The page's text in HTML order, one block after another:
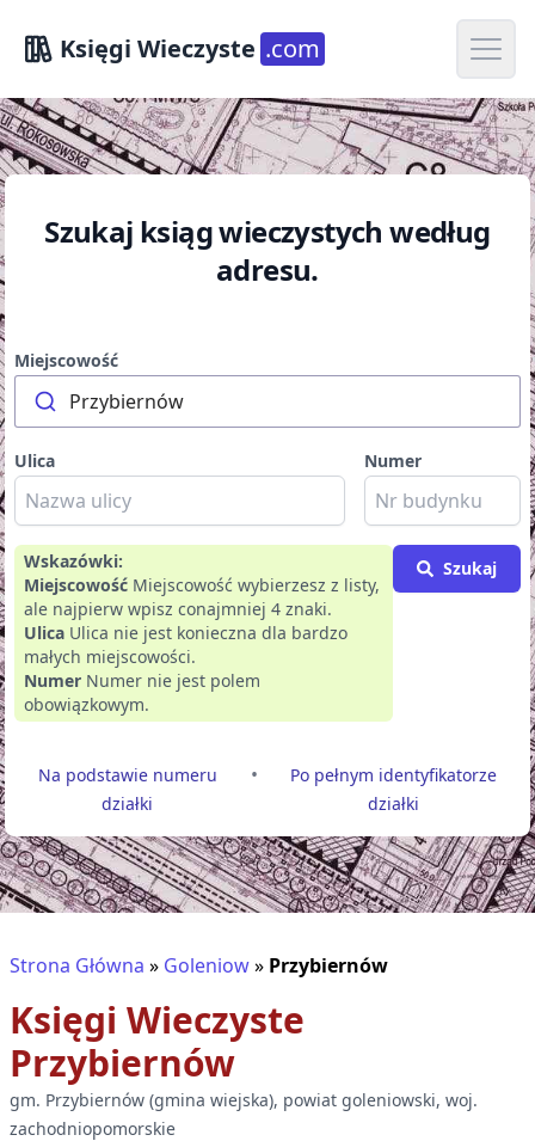
Księgi Wieczyste .com Open
Szukaj ksiąg wieczystych według
adresu.
Miejscowość
Przybiernów
Ulica Numer
Wskazówki:
Miejscowość Miejscowość wybierzesz z listy,
ale najpierw wpisz conajmniej 4 znaki.
Ulica Ulica nie jest konieczna dla bardzo
małych miejscowości.
Numer Numer nie jest polem
obowiązkowym.
Szukaj
Na podstawie numeru
działki
•
Po pełnym identyfikatorze
działki
Strona Główna » Goleniow» Przybiernów
Księgi Wieczyste
Przybiernów
gm. Przybiernów (gmina wiejska), powiat goleniowski, woj.
zachodniopomorskie